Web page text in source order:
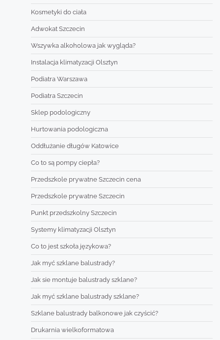
Kosmetyki do ciała
Adwokat Szczecin
Wszywka alkoholowa jak wygląda?
Instalacja klimatyzacji Olsztyn
Podiatra Warszawa
Podiatra Szczecin
Sklep podologiczny
Hurtowania podologiczna
Oddłużanie długów Katowice
Co to są pompy ciepła?
Przedszkole prywatne Szczecin cena
Przedszkole prywatne Szczecin
Punkt przedszkolny Szczecin
Systemy klimatyzacji Olsztyn
Co to jest szkoła językowa?
Jak myć szklane balustrady?
Jak sie montuje balustrady szklane?
Jak myć szklane balustrady szklane?
Szklane balustrady balkonowe jak czyścić?
Drukarnia wielkoformatowa